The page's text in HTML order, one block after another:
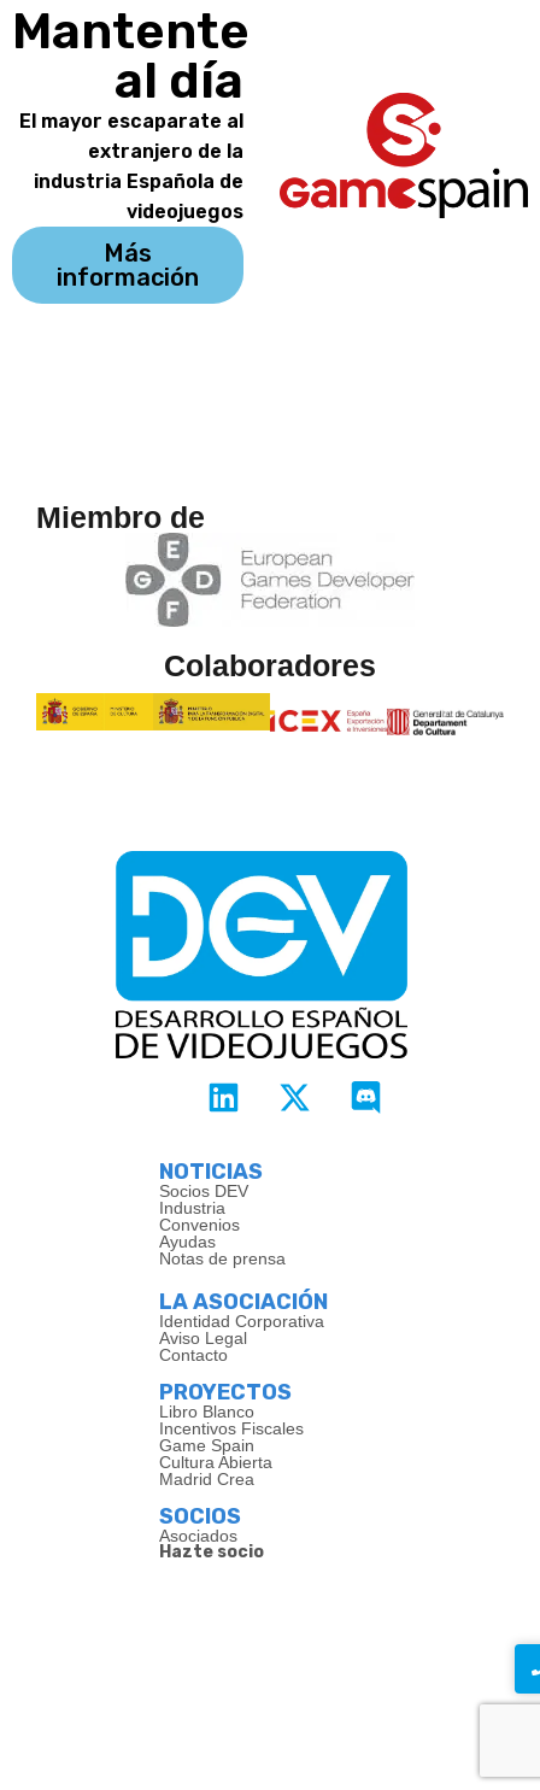
Mantente
al día
El mayor escaparate al
extranjero de la
industria Española de
videojuegos
Más
información
Miembro de
Colaboradores
NOTICIAS
Socios DEV
Industria
Convenios
Ayudas
Notas de prensa
LA ASOCIACIÓN
Identidad Corporativa
Aviso Legal
Contacto
PROYECTOS
Libro Blanco
Incentivos Fiscales
Game Spain
Cultura Abierta
Madrid Crea
SOCIOS
Asociados
Hazte socio